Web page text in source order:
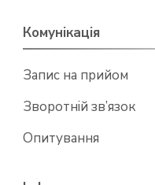
Комунікація
Запис на прийом
Зворотній зв’язок
Опитування